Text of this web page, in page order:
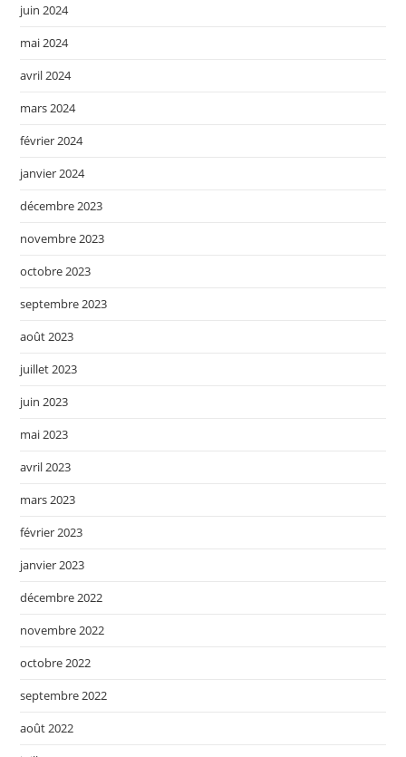
juin 2024
mai 2024
avril 2024
mars 2024
février 2024
janvier 2024
décembre 2023
novembre 2023
octobre 2023
septembre 2023
août 2023
juillet 2023
juin 2023
mai 2023
avril 2023
mars 2023
février 2023
janvier 2023
décembre 2022
novembre 2022
octobre 2022
septembre 2022
août 2022